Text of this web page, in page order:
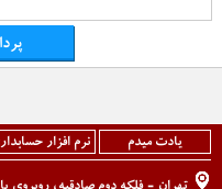
یادت میدم
نرم افزار